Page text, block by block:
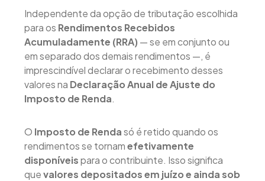
Independente da opção de tributação escolhida
para os Rendimentos Recebidos
Acumuladamente (RRA) — se em conjunto ou
em separado dos demais rendimentos —, é
imprescindível declarar o recebimento desses
valores na Declaração Anual de Ajuste do
Imposto de Renda.
O Imposto de Rendasó é retido quando os
rendimentos se tornamefetivamente
disponíveispara o contribuinte. Isso significa
quevalores depositados em juízo e ainda sob